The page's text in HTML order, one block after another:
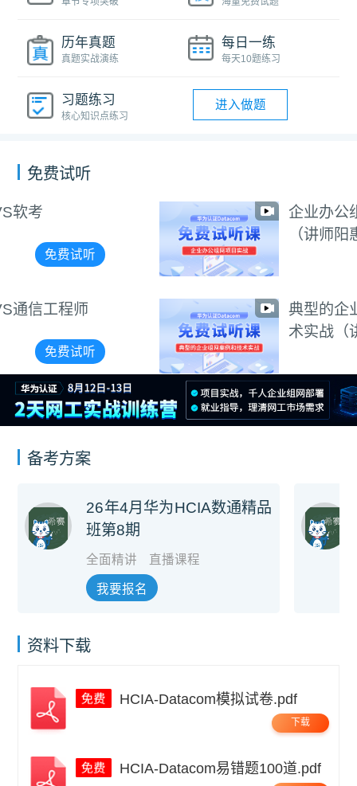
历年真题
真题实战演练
每日一练
每天10题练习
习题练习
核心知识点练习
进入做题
免费试听
企业办公组网项目实战
（讲师阳惠娇）
典型的企业组网案例和技
术实战（讲师周航）
备考方案
26年4月华为HCIA数通精品
班第8期
全面精讲 直播课程
我要报名
资料下载
HCIA-Datacom模拟试卷.pdf
下载
HCIA-Datacom易错题100道.pdf